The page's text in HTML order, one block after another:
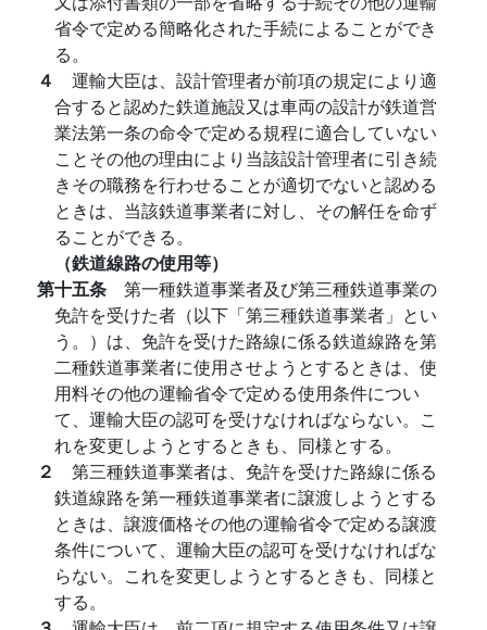
省令で定める簡略化された手続によることができ
る。
４ 運輸大臣は、設計管理者が前項の規定により適
合すると認めた鉄道施設又は車両の設計が鉄道営
業法第一条の命令で定める規程に適合していない
ことその他の理由により当該設計管理者に引き続
きその職務を行わせることが適切でないと認める
ときは、当該鉄道事業者に対し、その解任を命ず
ることができる。
（鉄道線路の使用等）
第十五条 第一種鉄道事業者及び第三種鉄道事業の
免許を受けた者（以下「第三種鉄道事業者」とい
う。）は、免許を受けた路線に係る鉄道線路を第
二種鉄道事業者に使用させようとするときは、使
用料その他の運輸省令で定める使用条件につい
て、運輸大臣の認可を受けなければならない。こ
れを変更しようとするときも、同様とする。
２ 第三種鉄道事業者は、免許を受けた路線に係る
鉄道線路を第一種鉄道事業者に譲渡しようとする
ときは、譲渡価格その他の運輸省令で定める譲渡
条件について、運輸大臣の認可を受けなければな
らない。これを変更しようとするときも、同様と
する。